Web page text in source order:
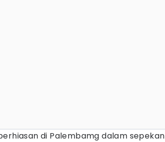
di Palembamg dalam sepekan